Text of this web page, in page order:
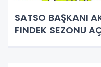
SATSO BAŞKANI
FINDEK SEZONU